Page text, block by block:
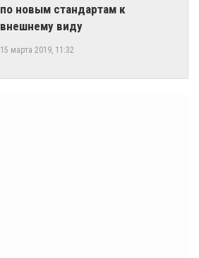
по новым стандартам к
внешнему виду
15 марта 2019, 11:32